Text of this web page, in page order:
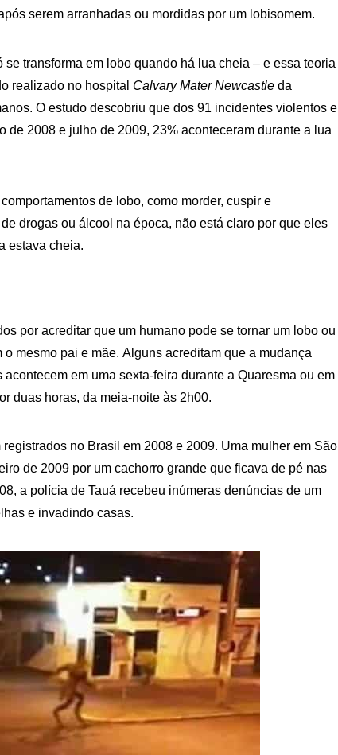
serem arranhadas ou mordidas por um lobisomem.
transforma em lobo quando há lua cheia – e essa teoria
realizado no hospital Calvary Mater Newcastle da
O estudo descobriu que dos 91 incidentes violentos e
de 2008 e julho de 2009, 23% aconteceram durante a lua
de lobo, como morder, cuspir e
drogas ou álcool na época, não está claro por que eles
estava cheia.
por acreditar que um humano pode se tornar um lobo ou
mesmo pai e mãe. Alguns acreditam que a mudança
em uma sexta-feira durante a Quaresma ou em
duas horas, da meia-noite às 2h00.
no Brasil em 2008 e 2009. Uma mulher em São
de 2009 por um cachorro grande que ficava de pé nas
a polícia de Tauá recebeu inúmeras denúncias de um
e invadindo casas.